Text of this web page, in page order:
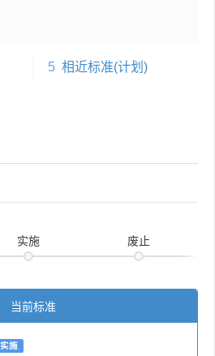
5 相近标准(计划)
实施 废止
当前标准
施